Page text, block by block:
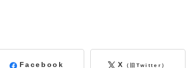
Facebook X （旧Twitter）